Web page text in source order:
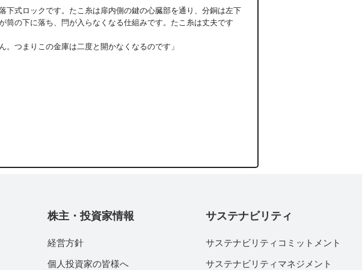
式ロックです。たこ糸は扉内側の鍵の心臓部を通り、分銅は左下
の下に落ち、閂が入らなくなる仕組みです。たこ糸は丈夫です
つまりこの金庫は二度と開かなくなるのです」
株主・投資家情報
経営方針
個人投資家の皆様へ
サステナビリティ
サステナビリティコミットメント
サステナビリティマネジメント